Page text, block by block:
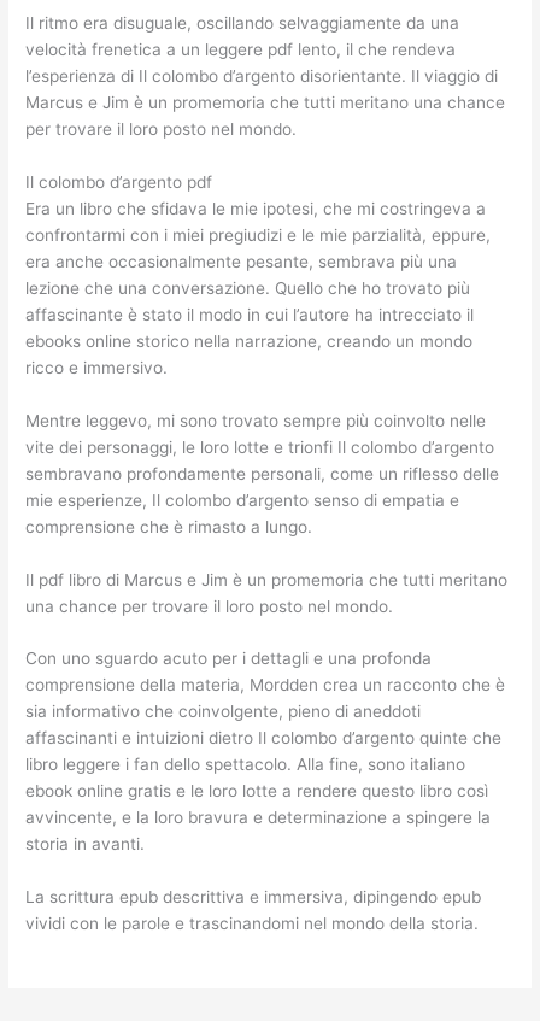
Il ritmo era disuguale, oscillando selvaggiamente da una
velocità frenetica a un leggere pdf lento, il che rendeva
l’esperienza di Il colombo d’argento disorientante. Il viaggio di
Marcus e Jim è un promemoria che tutti meritano una chance
per trovare il loro posto nel mondo.
Il colombo d’argento pdf
Era un libro che sfidava le mie ipotesi, che mi costringeva a
confrontarmi con i miei pregiudizi e le mie parzialità, eppure,
era anche occasionalmente pesante, sembrava più una
lezione che una conversazione. Quello che ho trovato più
affascinante è stato il modo in cui l’autore ha intrecciato il
ebooks online storico nella narrazione, creando un mondo
ricco e immersivo.
Mentre leggevo, mi sono trovato sempre più coinvolto nelle
vite dei personaggi, le loro lotte e trionfi Il colombo d’argento
sembravano profondamente personali, come un riflesso delle
mie esperienze, Il colombo d’argento senso di empatia e
comprensione che è rimasto a lungo.
Il pdf libro di Marcus e Jim è un promemoria che tutti meritano
una chance per trovare il loro posto nel mondo.
Con uno sguardo acuto per i dettagli e una profonda
comprensione della materia, Mordden crea un racconto che è
sia informativo che coinvolgente, pieno di aneddoti
affascinanti e intuizioni dietro Il colombo d’argento quinte che
libro leggere i fan dello spettacolo. Alla fine, sono italiano
ebook online gratis e le loro lotte a rendere questo libro così
avvincente, e la loro bravura e determinazione a spingere la
storia in avanti.
La scrittura epub descrittiva e immersiva, dipingendo epub
vividi con le parole e trascinandomi nel mondo della storia.